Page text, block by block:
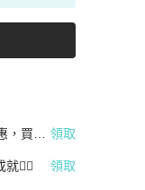
買越
領取
👆🏻 領取